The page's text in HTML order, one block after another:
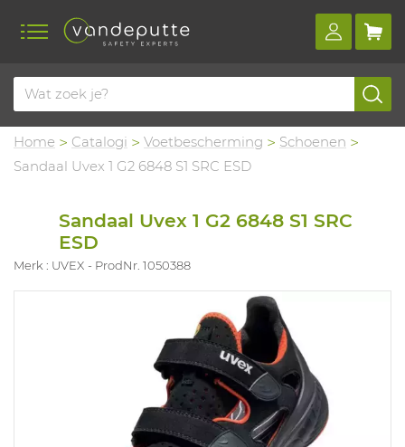
Home Catalogi Voetbescherming
Schoenen
Sandaal Uvex 1 G2 6848 S1 SRC ESD
Sandaal Uvex 1 G2 6848 S1 SRC
ESD
Merk : UVEX ProdNr. 1050388